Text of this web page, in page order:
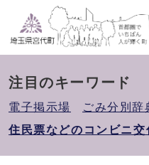
注目のキーワード
電子掲示場
ごみ分別辞
住民票などのコンビニ交